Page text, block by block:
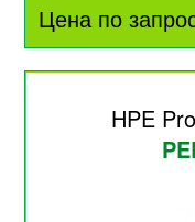
Цена по
HPE